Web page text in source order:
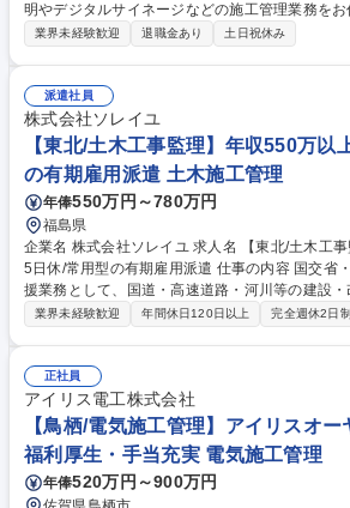
明やデジタルサイネージなどの施工管理業務を
連携し、多様な案件を担当します。商業施設やオ
す。施主や社内の営業部門と連携し、工期内に工
いただきます。■現場管理：現場で施工管理を実
進行しているか確認します。■材料発注・協力業
在庫管理・物流部門と連携し、社内で商品の手配
の発注・調整も担当いただきます。 募集職種 【大宮/電気施工管理】アイ
リスオーヤマG/年休120日/福利厚生・手当充実
業界未経験歓迎 退職金あり 土日祝休み
派遣社員
株式会社ソレイユ
【東北/土木工事監理】年収550万以
の有期雇用派遣 土木施工管理
年俸550万円～780万円
福島県
企業名 株式会社ソレイユ 求人名 【東北/土木工事監理】年収550万以上/12
5日休/常用型の有期雇用派遣 仕事の内容 国交省・高速道路事業者等の支
援業務として、国道・高速道路・河川等の建設
督業務を発注者の補助的立場で行います 。 ■工事発注補助・品質管理・工
更範囲】当社の指定する業務 ※建物・地面に改変
しません。 募集職種 【東北/土木工事監理】年収550万以上/125日休/常用
型の有期雇用派遣
業界未経験歓迎 年間休日120日以上 完全週休2日制
正社員
アイリス電工株式会社
【鳥栖/電気施工管理】アイリスオ
福利厚生・手当充実 電気施工管理
年俸520万円～900万円